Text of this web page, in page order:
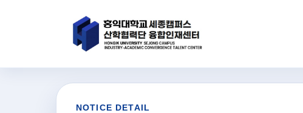
NOTICE DETAIL